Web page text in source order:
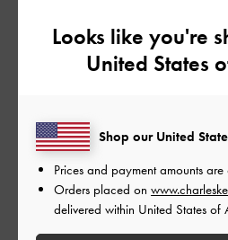
もっと見る
ご利用者様
日常使いしていま
Looks like you're
United States
Shop our United
Prices and payment amounts
Orders placed on
delivered within United States of